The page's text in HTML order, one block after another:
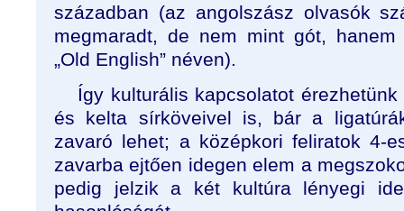
században (az angolszász olvasók
megmaradt, de nem mint gót,
„Old English” néven).
Így kulturális kapcsolatot
és kelta sírköveivel is, bár a
zavaró lehet; a középkori feliratok 4-
zavarba ejtően idegen elem a
pedig jelzik a két kultúra lényegi